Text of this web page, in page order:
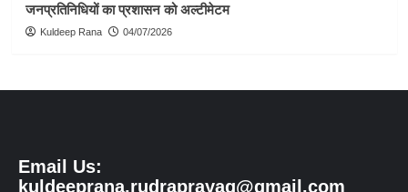
जनप्रतिनिधियों का प्रशासन को अल्टीमेटम
Kuldeep Rana 04/07/2026
Email Us:
kuldeeprana.rudraprayag@gmail.com